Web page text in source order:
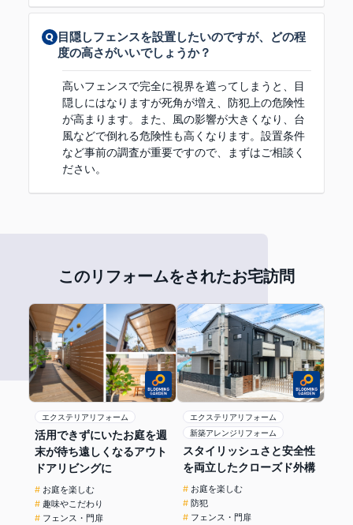
目隠しフェンスを設置したいのですが、どの程
度の高さがいいでしょうか？
高いフェンスで完全に視界を遮ってしまうと、目
隠しにはなりますが死角が増え、防犯上の危険性
が高まります。また、風の影響が大きくなり、台
風などで倒れる危険性も高くなります。設置条件
など事前の調査が重要ですので、まずはご相談く
ださい。
このリフォームをされたお宅訪問
エクステリアリフォーム
活用できずにいたお庭を週
末が待ち遠しくなるアウト
ドアリビングに
お庭を楽しむ
趣味やこだわり
フェンス・門扉
エクステリアリフォーム
新築アレンジリフォーム
スタイリッシュさと安全性
を両立したクローズド外構
お庭を楽しむ
防犯
フェンス・門扉